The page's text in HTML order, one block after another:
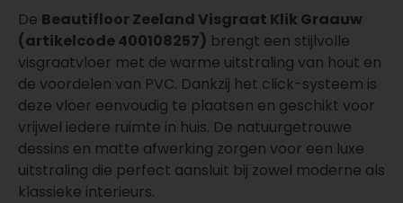
De Beautifloor Zeeland Visgraat Klik Graauw
(artikelcode 400108257) brengt een stijlvolle
visgraatvloer met de warme uitstraling van hout en
de voordelen van PVC. Dankzij het click-systeem is
deze vloer eenvoudig te plaatsen en geschikt voor
vrijwel iedere ruimte in huis. De natuurgetrouwe
dessins en matte afwerking zorgen voor een luxe
uitstraling die perfect aansluit bij zowel moderne als
klassieke interieurs.